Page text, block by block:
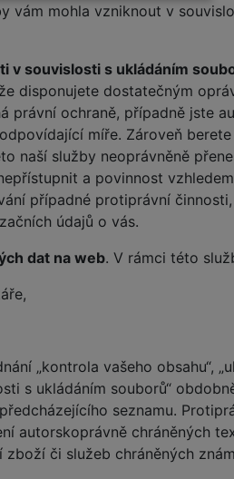
vám mohla vzniknout v
v souvislosti s ukládáním
disponujete dostatečným
právní ochraně, případně jste
míře. Zároveň
naší služby neoprávněně
a povinnost
případné protiprávní
údajů o vás.
dat na web. V rámci této
„kontrola vašeho obsahu“,
s ukládáním souborů“
seznamu.
autorskoprávně chráněných
či služeb chráněných